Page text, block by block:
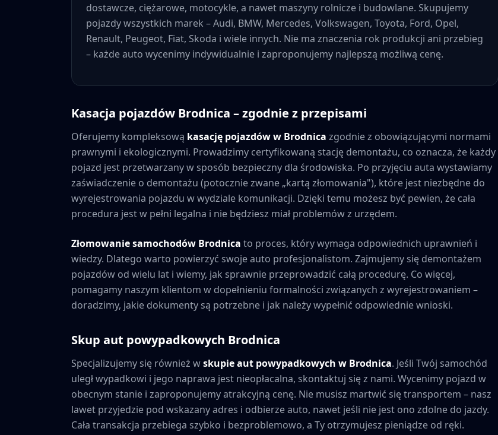
dostawcze, ciężarowe, motocykle, a nawet maszyny rolnicze i budowlane. Skupujemy
pojazdy wszystkich marek – Audi, BMW, Mercedes, Volkswagen, Toyota, Ford, Opel,
Renault, Peugeot, Fiat, Skoda i wiele innych. Nie ma znaczenia rok produkcji ani przebieg
– każde auto wycenimy indywidualnie i zaproponujemy najlepszą możliwą cenę.
Kasacja pojazdów Brodnica – zgodnie z przepisami
Oferujemy kompleksową kasację pojazdów w Brodnica zgodnie z obowiązującymi normami
prawnymi i ekologicznymi. Prowadzimy certyfikowaną stację demontażu, co oznacza, że każdy
pojazd jest przetwarzany w sposób bezpieczny dla środowiska. Po przyjęciu auta wystawiamy
zaświadczenie o demontażu (potocznie zwane „kartą złomowania"), które jest niezbędne do
wyrejestrowania pojazdu w wydziale komunikacji. Dzięki temu możesz być pewien, że cała
procedura jest w pełni legalna i nie będziesz miał problemów z urzędem.
Złomowanie samochodów Brodnica to proces, który wymaga odpowiednich uprawnień i
wiedzy. Dlatego warto powierzyć swoje auto profesjonalistom. Zajmujemy się demontażem
pojazdów od wielu lat i wiemy, jak sprawnie przeprowadzić całą procedurę. Co więcej,
pomagamy naszym klientom w dopełnieniu formalności związanych z wyrejestrowaniem –
doradzimy, jakie dokumenty są potrzebne i jak należy wypełnić odpowiednie wnioski.
Skup aut powypadkowych Brodnica
Specjalizujemy się również wskupie aut powypadkowych w Brodnica. Jeśli Twój samochód
uległ wypadkowi i jego naprawa jest nieopłacalna, skontaktuj się z nami. Wycenimy pojazd w
obecnym stanie i zaproponujemy atrakcyjną cenę. Nie musisz martwić się transportem – nasz
lawet przyjedzie pod wskazany adres i odbierze auto, nawet jeśli nie jest ono zdolne do jazdy.
Cała transakcja przebiega szybko i bezproblemowo, a Ty otrzymujesz pieniądze od ręki.